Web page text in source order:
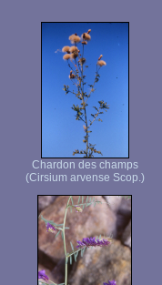
Chardon des champs
(Cirsium arvense Scop.)